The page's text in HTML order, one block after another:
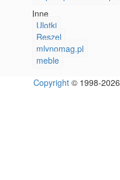
Inne
Ulotki
Reszel
mlynomag.pl
meble
Copyright© 1998-2026